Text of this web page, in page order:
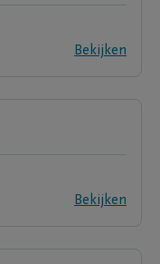
Bekijken
Bekijken